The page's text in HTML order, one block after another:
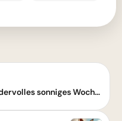
Guten Morgen! Ein wundervolles sonniges Wochenende für dich!